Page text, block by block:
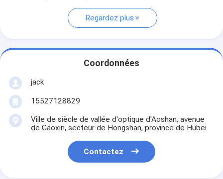
Regardez plus
Coordonnées
jack
15527128829
Ville de siècle de vallée d'optique d'Aoshan, avenue
de Gaoxin, secteur de Hongshan, province de Hubei
Contactez